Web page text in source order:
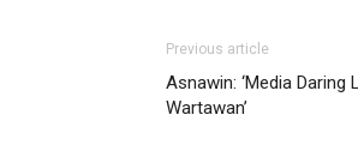
Previous article
Asnawin: ‘Media Daring
Wartawan’